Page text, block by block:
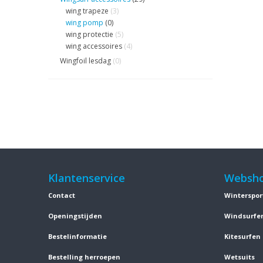
wing trapeze (3)
wing pomp (0)
wing protectie (5)
wing accessoires (4)
Wingfoil lesdag (0)
Klantenservice
Contact
Openingstijden
Bestelinformatie
Bestelling herroepen
Kitesurfen
Wetsuits